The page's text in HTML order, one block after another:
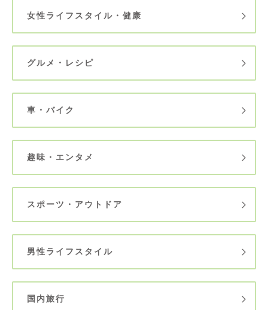
女性ライフスタイル・健康
グルメ・レシピ
車・バイク
趣味・エンタメ
スポーツ・アウトドア
男性ライフスタイル
国内旅行